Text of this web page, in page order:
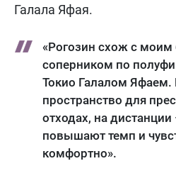
Галала Яфая.
«Рогозин схож с
соперником по
Токио Галалом Яфаем.
пространство для
отходах, на
повышают темп и
комфортно».